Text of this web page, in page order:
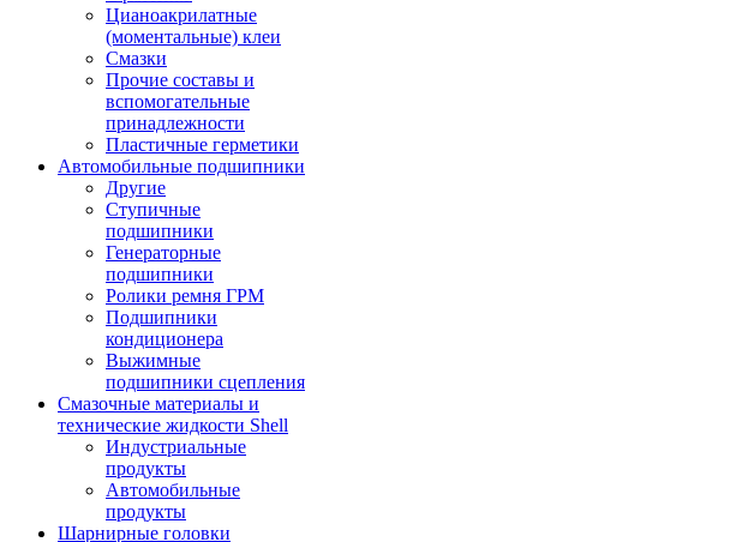
Цианоакрилатные
(моментальные) клеи
Смазки
Прочие составы и
вспомогательные
принадлежности
Пластичные герметики
Автомобильные подшипники
Другие
Ступичные
подшипники
Генераторные
подшипники
Ролики ремня ГРМ
Подшипники
кондиционера
Выжимные
подшипники сцепления
Смазочные материалы и
технические жидкости Shell
Индустриальные
продукты
Автомобильные
продукты
Шарнирные головки